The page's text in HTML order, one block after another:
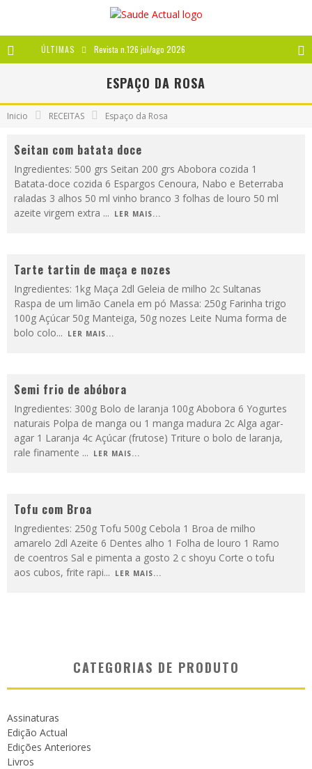
ÚLTIMAS Revista n.126 jul/ago 2026
Revista n.125 mai/jun 2026
Revista n.124 mar/abr 2026
ESPAÇO DA ROSA
Inicio RECEITAS Espaço da Rosa
Seitan com batata doce
Ingredientes: 500 grs Seitan 200 grs Abobora cozida 1
Batata-doce cozida 6 Espargos Cenoura, Nabo e Beterraba
raladas 3 alhos 50 ml vinho branco 3 folhas de louro 50 ml
azeite virgem extra ... LER MAIS...
Tarte tartin de maça e nozes
Ingredientes: 1kg Maça 2dl Geleia de milho 2c Sultanas
Raspa de um limão Canela em pó Massa: 250g Farinha trigo
100g Açúcar 50g Manteiga, 50g nozes Leite Numa forma de
bolo colo... LER MAIS...
Semi frio de abóbora
Ingredientes: 300g Bolo de laranja 100g Abobora 6 Yogurtes
naturais Polpa de manga ou 1 manga madura 2c Alga agar-
agar 1 Laranja 4c Açúcar (frutose) Triture o bolo de laranja,
rale finamente ... LER MAIS...
Tofu com Broa
Ingredientes: 250g Tofu 500g Cebola 1 Broa de milho
amarelo 2dl Azeite 6 Dentes alho 1 Folha de louro 1 Ramo
de coentros Sal e pimenta a gosto 2 c shoyu Corte o tofu
aos cubos, frite rapi... LER MAIS...
CATEGORIAS DE PRODUTO
Assinaturas
Edição Actual
Edições Anteriores
Livros